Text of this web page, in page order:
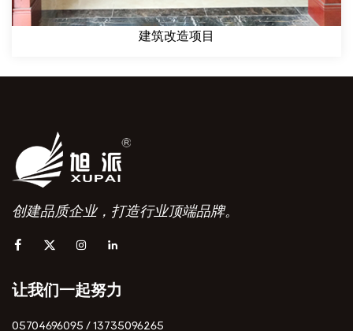
建筑改造项目
创建品质企业，打造行业顶端品牌。
让我们一起努力
05704696095 / 13735096265